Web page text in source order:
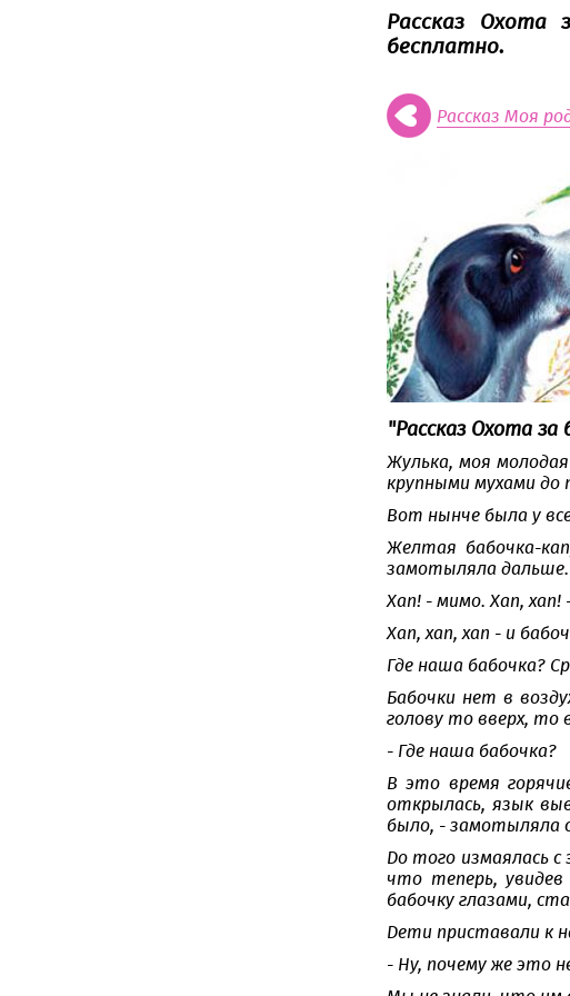
Рассказ Охота
бесплатно.
Рассказ Моя
"Рассказ Охота
Жулька, моя
крупными мухами до
Вот нынче была у
Желтая бабочка-
замотыляла
Хап! - мимо. Хап,
Хап, хап, хап - и
Где наша бабочка?
Бабочки нет в
голову то вверх, то
- Где наша бабочка?
В это время
открылась, язык
было, - замотыляла
До того измаялась
что теперь,
бабочку глазами,
Дети приставали к
- Ну, почему же это